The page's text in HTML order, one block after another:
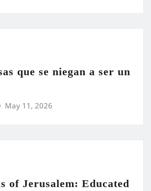
que se niegan a ser un
May 11, 2026
of Jerusalem: Educated